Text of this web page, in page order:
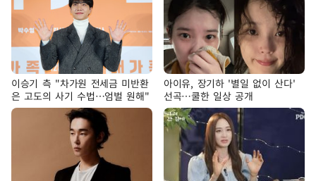
이승기 측 "차가원 전세금 미반환
은 고도의 사기 수법…엄벌 원해"
아이유, 장기하 '별일 없이 산다'
선곡…쿨한 일상 공개